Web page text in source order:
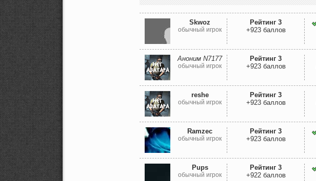
Skwoz
обычный игрок
Рейтинг 3
+923 баллов
Аноним N7177
обычный игрок
Рейтинг 3
+923 баллов
reshe
обычный игрок
Рейтинг 3
+923 баллов
Ramzec
обычный игрок
Рейтинг 3
+923 баллов
Pups
обычный игрок
Рейтинг 3
+922 баллов